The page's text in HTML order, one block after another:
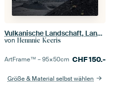
Vulkanische Landschaft, Lanzarote.
von Hennnie Keeris
ArtFrame™ –95×50cm CHF150.-
Größe & Material selbst wählen